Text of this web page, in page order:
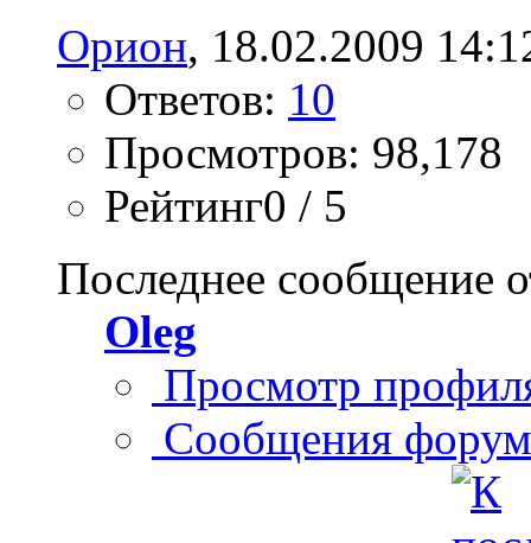
Орион, 18.02.2009
Ответов: 10
Просмотров: 98,178
Рейтинг0 / 5
Последнее сообщение
Oleg
Просмотр
Сообщения